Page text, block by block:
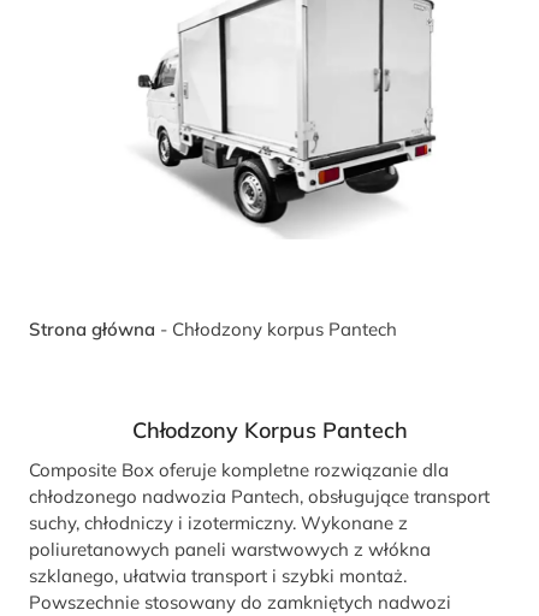
Strona główna - Chłodzony korpus Pantech
Chłodzony Korpus Pantech
Composite Box oferuje kompletne rozwiązanie dla
chłodzonego nadwozia Pantech, obsługujące transport
suchy, chłodniczy i izotermiczny. Wykonane z
poliuretanowych paneli warstwowych z włókna
szklanego, ułatwia transport i szybki montaż.
Powszechnie stosowany do zamkniętych nadwozi